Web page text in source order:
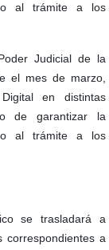
al trámite a los
Judicial de la
el mes de marzo,
en distintas
de garantizar la
al trámite a los
se trasladará a
correspondientes a